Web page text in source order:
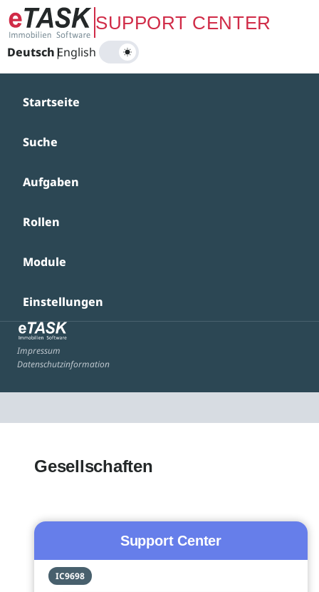
Zum Hauptinhalt springenSUPPORT CENTER
Deutsch|
English
Startseite
Suche
Aufgaben
Rollen
Module
Einstellungen
Impressum
Datenschutzinformation
Gesellschaften
Support Center
IC9698